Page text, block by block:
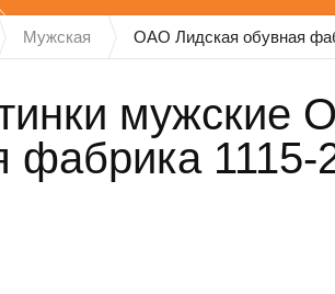
Мужская ОАО Лидская обувная
мужские
фабрика 1115-